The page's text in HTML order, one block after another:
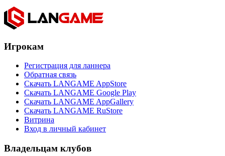
Игрокам
Регистрация для ланнера
Обратная связь
Скачать LANGAME AppStore
Скачать LANGAME Google Play
Скачать LANGAME AppGallery
Скачать LANGAME RuStore
Витрина
Вход в личный кабинет
Владельцам клубов